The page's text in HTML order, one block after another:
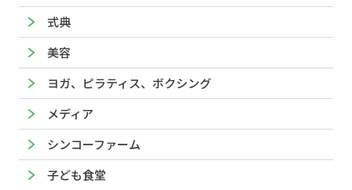
式典
美容
ヨガ、ピラティス、ボクシング
メディア
シンコーファーム
子ども食堂